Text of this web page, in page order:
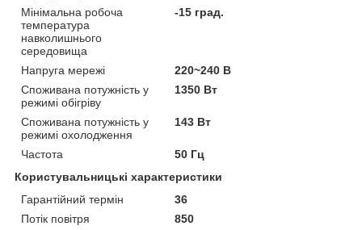
Мінімальна робоча
температура
навколишнього
середовища
-15 град.
Напруга мережі
220~240 В
Споживана потужність у
режимі обігріву
1350 Вт
Споживана потужність у
режимі охолодження
143 Вт
Частота
50 Гц
Користувальницькі характеристики
Гарантійний термін
36
Потік повітря
850